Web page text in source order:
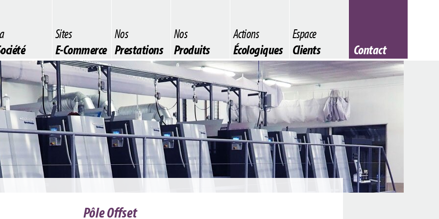
Sites
E-Commerce
Nos
Prestations
Nos
Produits
Actions
Écologiques
Espace
Clients Contact
Pôle Offset